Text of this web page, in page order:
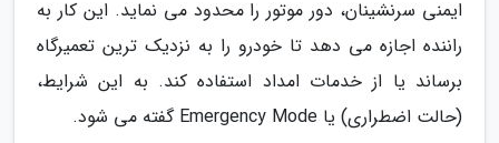
ایمنی سرنشینان، دور موتور را محدود می نماید. این کار به
راننده اجازه می دهد تا خودرو را به نزدیک ترین تعمیرگاه
برساند یا از خدمات امداد استفاده کند. به این شرایط،
(حالت اضطراری) یا Emergency Mode گفته می شود.